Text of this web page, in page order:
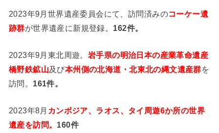
2023年9月世界遺産委員会にて、訪問済みのコーケー遺
跡群が世界遺産に新規登録。 162件。
2023年9月東北周遊。 岩手県の明治日本の産業革命遺産
橋野鉄鉱山及び本州側の北海道・北東北の縄文遺産群を
訪問。 161件。
2023年8月 カンボジア、ラオス、タイ周遊6か所の世界
遺産を訪問。 160件